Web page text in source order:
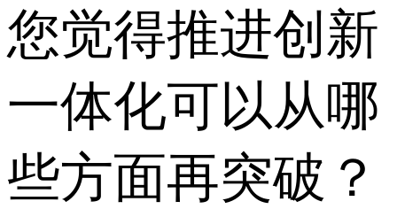
您觉得推进创新
一体化可以从哪
些方面再突破？